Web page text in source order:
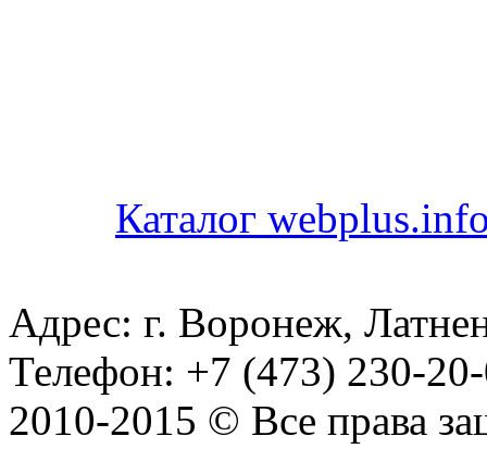
Каталог
Адрес: г. Воронеж,
Телефон: +7 (473) 230-
2010-2015 © Все права